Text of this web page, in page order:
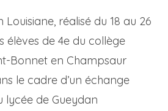
réalisé du 18 au 26
élèves de 4e du collège
Bonnet en Champsaur
le cadre d’un échange
lycée de Gueydan